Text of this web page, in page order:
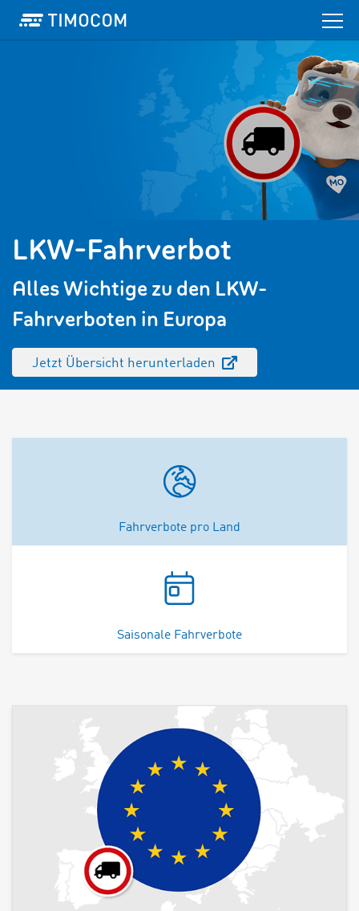
LKW-Fahrverbot
Alles Wichtige zu den LKW-
Fahrverboten in Europa
Jetzt Übersicht herunterladen
Fahrverbote pro Land
Saisonale Fahrverbote